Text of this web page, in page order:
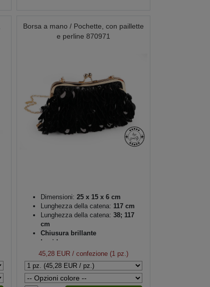
Borsa a mano / Pochette, con paillette
e perline 870971
Dimensioni: 25 x 15 x 6 cm
Lunghezza della catena: 117 cm
Lunghezza della catena: 38; 117
cm
Chiusura brillante
Lucido
45,28 EUR/ confezione (1 pz.)